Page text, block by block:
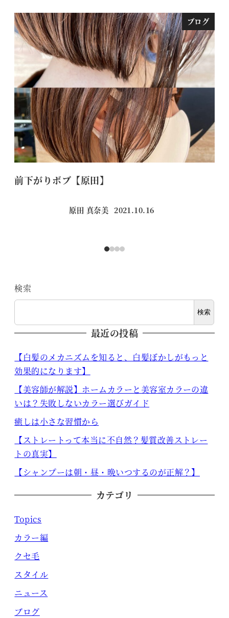
ブログ
前下がりボブ【原田】
原田 真奈美 投稿日
2021.10.16
検索
検索
最近の投稿
【白髪のメカニズムを知ると、白髪ぼかしがもっと
効果的になります】
【美容師が解説】ホームカラーと美容室カラーの違
いは？失敗しないカラー選びガイド
癒しは小さな習慣から
【ストレートって本当に不自然？髪質改善ストレー
トの真実】
【シャンプーは朝・昼・晩いつするのが正解？】
カテゴリ
Topics
カラー編
クセ毛
スタイル
ニュース
ブログ